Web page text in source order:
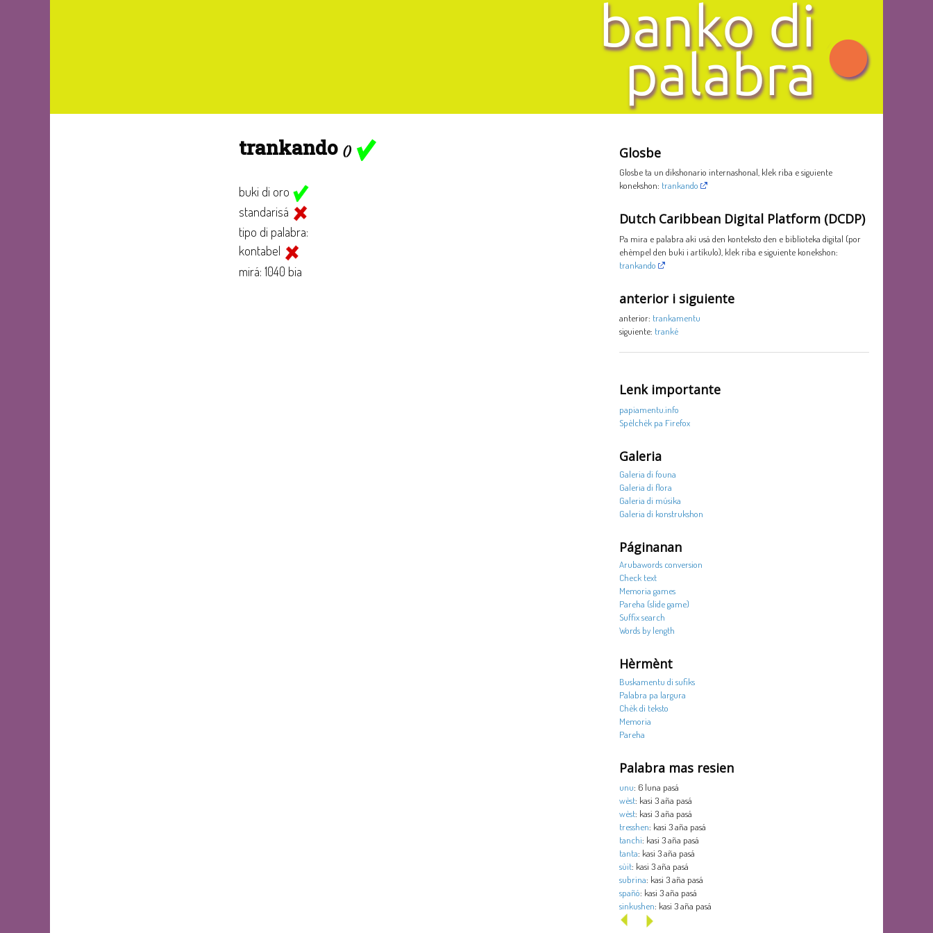
trankando ()
buki di oro
standarisá
tipo di palabra:
kontabel
mirá: 1040 bia
Glosbe
Glosbe ta un dikshonario internashonal, klek riba e siguiente
konekshon: trankando
Dutch Caribbean Digital Platform (DCDP)
Pa mira e palabra aki usá den konteksto den e biblioteka digital (por
ehèmpel den buki i artíkulo), klek riba e siguiente konekshon:
trankando
anterior i siguiente
anterior: trankamentu
siguiente: tranké
Lenk importante
papiamentu.info
Spèlchèk pa Firefox
Galeria
Galeria di founa
Galeria di flora
Galeria di músika
Galeria di konstrukshon
Páginanan
Arubawords conversion
Check text
Memoria games
Pareha (slide game)
Suffix search
Words by length
Hèrmènt
Buskamentu di sufiks
Palabra pa largura
Chèk di teksto
Memoria
Pareha
Palabra mas resien
unu: 6 luna pasá
wèst: kasi 3 aña pasá
wèst: kasi 3 aña pasá
tresshen: kasi 3 aña pasá
tanchi: kasi 3 aña pasá
tanta: kasi 3 aña pasá
sùit: kasi 3 aña pasá
subrina: kasi 3 aña pasá
spañó: kasi 3 aña pasá
sinkushen: kasi 3 aña pasá